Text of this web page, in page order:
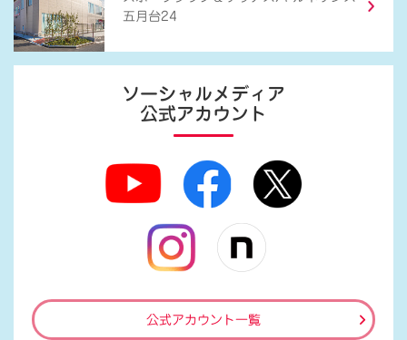
五月台24
ソーシャルメディア
公式アカウント
公式アカウント一覧